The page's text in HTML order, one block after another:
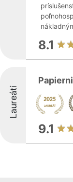
8.1
Laureáti
9.1